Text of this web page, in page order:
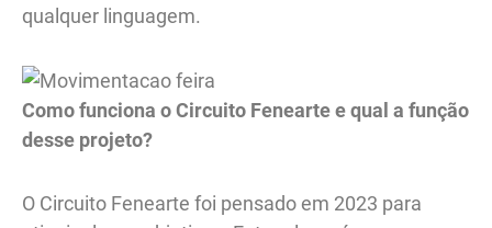
qualquer linguagem.
Como funciona o Circuito Fenearte e qual a função
desse projeto?
O Circuito Fenearte foi pensado em 2023 para